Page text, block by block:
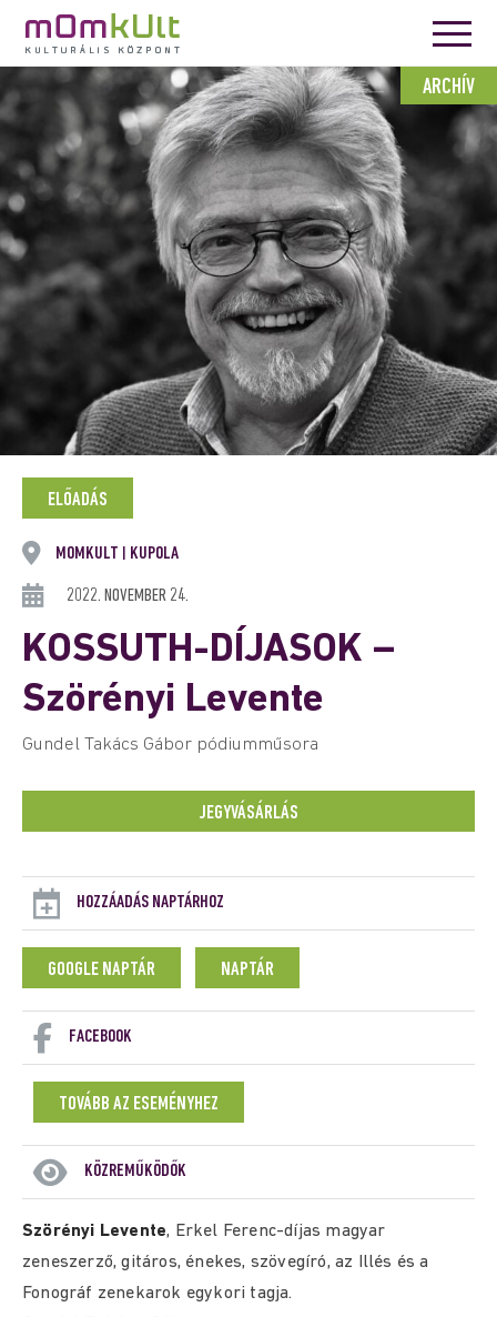
ARCHÍV
ELŐADÁS
MOMKULT KUPOLA
2022. NOVEMBER 24.
KOSSUTH-DÍJASOK –
Szörényi Levente
Gundel Takács Gábor pódiumműsora
JEGYVÁSÁRLÁS
HOZZÁADÁS NAPTÁRHOZ
GOOGLE NAPTÁR NAPTÁR
FACEBOOK
TOVÁBB AZ ESEMÉNYHEZ
KÖZREMŰKÖDŐK
Szörényi Levente, Erkel Ferenc-díjas magyar
zeneszerző, gitáros, énekes, szövegíró, az Illés és a
Fonográf zenekarok egykori tagja.